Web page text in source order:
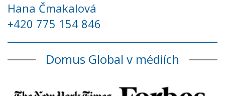
Hana Čmakalová
+420 775 154 846
Domus Global v médiích